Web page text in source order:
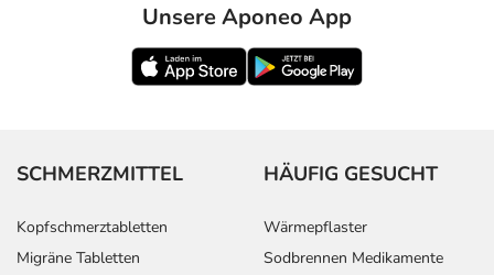
Unsere Aponeo App
SCHMERZMITTEL
Kopfschmerztabletten
Migräne Tabletten
HÄUFIG GESUCHT
Wärmepflaster
Sodbrennen Medikamente